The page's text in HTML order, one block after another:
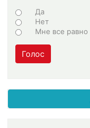
Choices
Да
Нет
Мне все равно
Голос